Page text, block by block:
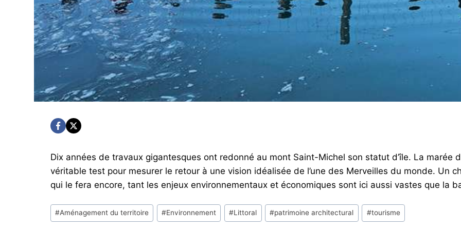
Dix années de travaux gigantesques ont redonné au mont Saint-Michel son statut d’île. La marée
véritable test pour mesurer le retour à une vision idéalisée de l’une des Merveilles du monde. Un
qui le fera encore, tant les enjeux environnementaux et économiques sont ici aussi vastes que la
Post
Tags:
#Aménagement du territoire #Environnement #Littoral #patrimoine architectural #tourisme